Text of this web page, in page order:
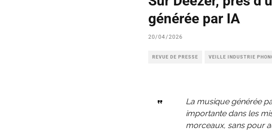
générée par IA
20/04/2026
REVUE DE PRESSE VEILLE INDUSTRIE
La musique générée
importante dans les
morceaux, sans pour